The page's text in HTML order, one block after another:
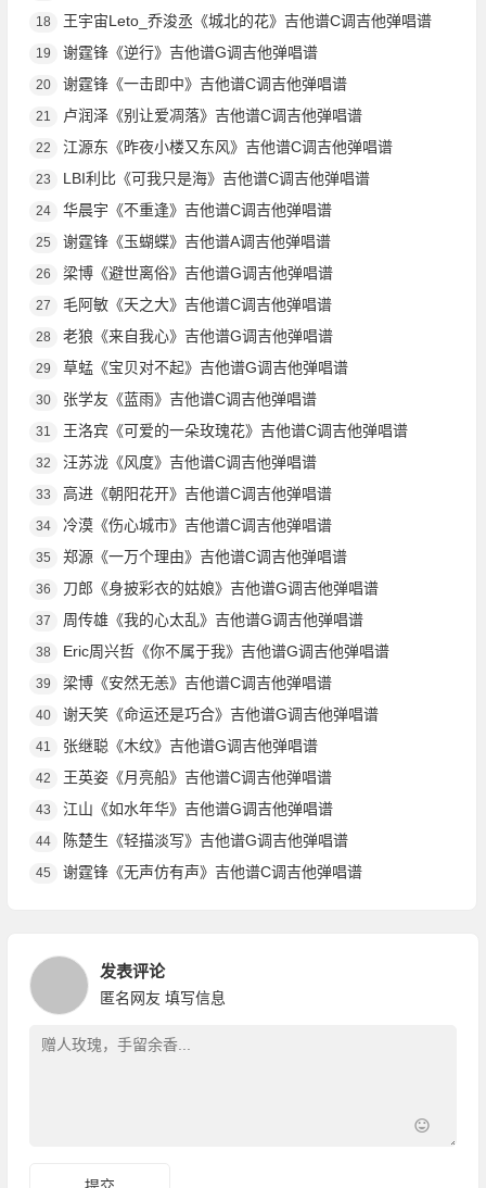
18 王宇宙Leto_乔浚丞《城北的花》吉他谱C调吉他弹唱谱
19 谢霆锋《逆行》吉他谱G调吉他弹唱谱
20 谢霆锋《一击即中》吉他谱C调吉他弹唱谱
21 卢润泽《别让爱凋落》吉他谱C调吉他弹唱谱
22 江源东《昨夜小楼又东风》吉他谱C调吉他弹唱谱
23 LBI利比《可我只是海》吉他谱C调吉他弹唱谱
24 华晨宇《不重逢》吉他谱C调吉他弹唱谱
25 谢霆锋《玉蝴蝶》吉他谱A调吉他弹唱谱
26 梁博《避世离俗》吉他谱G调吉他弹唱谱
27 毛阿敏《天之大》吉他谱C调吉他弹唱谱
28 老狼《来自我心》吉他谱G调吉他弹唱谱
29 草蜢《宝贝对不起》吉他谱G调吉他弹唱谱
30 张学友《蓝雨》吉他谱C调吉他弹唱谱
31 王洛宾《可爱的一朵玫瑰花》吉他谱C调吉他弹唱谱
32 汪苏泷《风度》吉他谱C调吉他弹唱谱
33 高进《朝阳花开》吉他谱C调吉他弹唱谱
34 冷漠《伤心城市》吉他谱C调吉他弹唱谱
35 郑源《一万个理由》吉他谱C调吉他弹唱谱
36 刀郎《身披彩衣的姑娘》吉他谱G调吉他弹唱谱
37 周传雄《我的心太乱》吉他谱G调吉他弹唱谱
38 Eric周兴哲《你不属于我》吉他谱G调吉他弹唱谱
39 梁博《安然无恙》吉他谱C调吉他弹唱谱
40 谢天笑《命运还是巧合》吉他谱G调吉他弹唱谱
41 张继聪《木纹》吉他谱G调吉他弹唱谱
42 王英姿《月亮船》吉他谱C调吉他弹唱谱
43 江山《如水年华》吉他谱G调吉他弹唱谱
44 陈楚生《轻描淡写》吉他谱G调吉他弹唱谱
45 谢霆锋《无声仿有声》吉他谱C调吉他弹唱谱
发表评论
匿名网友 填写信息